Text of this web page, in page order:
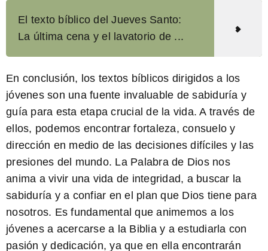
El texto bíblico del Jueves Santo:
La última cena y el lavatorio de ...
En conclusión, los textos bíblicos dirigidos a los
jóvenes son una fuente invaluable de sabiduría y
guía para esta etapa crucial de la vida. A través de
ellos, podemos encontrar fortaleza, consuelo y
dirección en medio de las decisiones difíciles y las
presiones del mundo. La Palabra de Diosnos
anima a vivir una vida de integridad, a buscar la
sabiduría y a confiar en el plan que Dios tiene para
nosotros. Es fundamental que animemos a los
jóvenes a acercarse a la Bibliay a estudiarla con
pasión y dedicación, ya que en ella encontrarán